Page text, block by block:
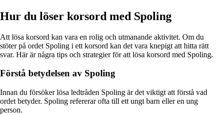
Hur du löser korsord med Spoling
Att lösa korsord kan vara en rolig och utmanande aktivitet. Om du
stöter på ordet Spoling i ett korsord kan det vara knepigt att hitta rätt
svar. Här är några tips och strategier för att lösa korsord med Spoling.
Förstå betydelsen av Spoling
Innan du försöker lösa ledtråden Spoling är det viktigt att förstå vad
ordet betyder. Spoling refererar ofta till ett ungt barn eller en ung
person.